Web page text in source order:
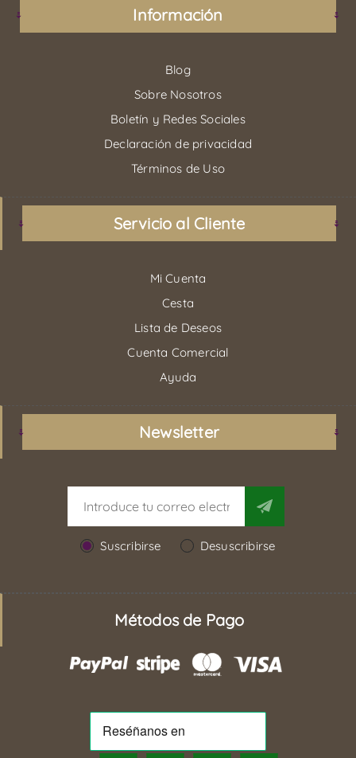
Información
Blog
Sobre Nosotros
Boletín y Redes Sociales
Declaración de privacidad
Términos de Uso
Servicio al Cliente
Mi Cuenta
Cesta
Lista de Deseos
Cuenta Comercial
Ayuda
Newsletter
Suscribirse Desuscribirse
Métodos de Pago